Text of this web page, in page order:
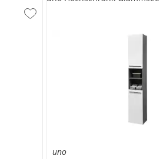
uno